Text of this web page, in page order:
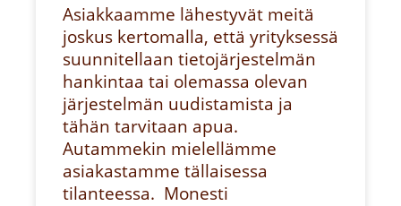
Asiakkaamme lähestyvät meitä
joskus kertomalla, että yrityksessä
suunnitellaan tietojärjestelmän
hankintaa tai olemassa olevan
järjestelmän uudistamista ja
tähän tarvitaan apua.
Autammekin mielellämme
asiakastamme tällaisessa
tilanteessa. Monesti